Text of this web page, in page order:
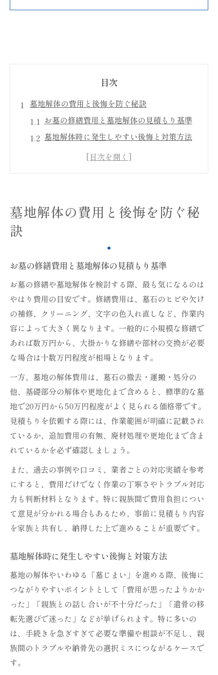
目次
墓地解体の費用と後悔を防ぐ秘訣
お墓の修繕費用と墓地解体の見積もり基準
墓地解体時に発生しやすい後悔と対策方法
お墓の修繕も含めた費用相場の賢い比較術
説
お墓修繕の基本手順と適切な進め方を解説
修繕と墓地解体を同時に進める際の注意事
項
お墓修繕時の費用を抑えるための工夫や補
助金
墓石撤去や修繕作業を自分でする場合の留
意点
墓じまい費用と修繕費用のバランスを最適
化
墓じまいで起きやすい後悔事例の回避策
お墓と修繕に関する後悔事例の傾向と対策
法
墓じまい費用の誤算による後悔と検討ポイ
ント
墓石そのまま放置のリスクと適切な処理方
法
お墓の修繕や墓地解体でよくあるトラブル
回避法
お金がない場合の墓じまいと修繕の現実的
永代供養へ続く墓地手放しの流れを解説
お墓修繕から墓地解体までの基本フローを
解説
永代供養へ移行する際の費用と手続きの違
い
墓じまいと永代供養の選択で後悔しない判
墓地解体の費用と後悔を防ぐ秘
訣
お墓の修繕費用と墓地解体の見積もり基準
お墓の修繕や墓地解体を検討する際、最も気になるのは
やはり費用の目安です。修繕費用は、墓石のヒビや欠け
の補修、クリーニング、文字の色入れ直しなど、作業内
容によって大きく異なります。一般的に小規模な修繕で
あれば数万円から、大掛かりな修繕や部材の交換が必要
な場合は十数万円程度が相場となります。
一方、墓地の解体費用は、墓石の撤去・運搬・処分の
他、基礎部分の解体や更地化まで含めると、標準的な墓
地で20万円から50万円程度がよく見られる価格帯です。
見積もりを依頼する際には、作業範囲が明確に記載され
ているか、追加費用の有無、廃材処理や更地化まで含ま
れているかを必ず確認しましょう。
また、過去の事例や口コミ、業者ごとの対応実績を参考
にすると、費用だけでなく作業の丁寧さやトラブル対応
力も判断材料となります。特に親族間で費用負担につい
て意見が分かれる場合もあるため、事前に見積もり内容
を家族と共有し、納得した上で進めることが重要です。
墓地解体時に発生しやすい後悔と対策方法
墓地の解体やいわゆる「墓じまい」を進める際、後悔に
つながりやすいポイントとして「費用が思ったよりかか
った」「親族との話し合いが不十分だった」「遺骨の移
転先選びで迷った」などが挙げられます。特に多いの
は、手続きを急ぎすぎて必要な準備や相談が不足し、親
族間のトラブルや納骨先の選択ミスにつながるケースで
す。